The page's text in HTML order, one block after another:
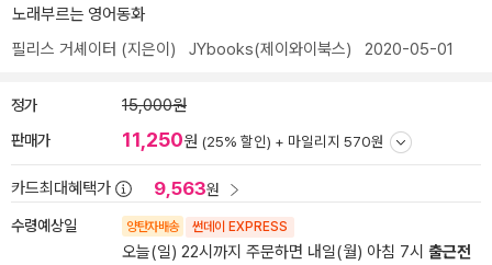
노래부르는 영어동화
필리스 거셰이터 (지은이) JYbooks(제이와이북스) 2020-05-01
정가 15,000원
판매가 11,250원 (25% 할인) + 마일리지 570원
카드최대혜택가 9,563원
수령예상일 양탄자배송 썬데이 EXPRESS
오늘(일) 22시까지 주문하면 내일(월) 아침 7시 출근전